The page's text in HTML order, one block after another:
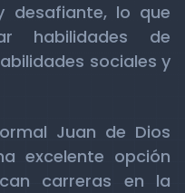
desafiante, lo que
habilidades de
sociales y
Juan de Dios
excelente opción
carreras en la